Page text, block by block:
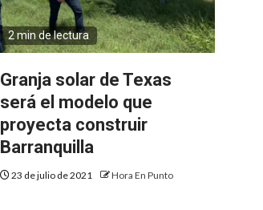
2 min de lectura
Granja solar de Texas
será el modelo que
proyecta construir
Barranquilla
23 de julio de 2021 Hora En Punto